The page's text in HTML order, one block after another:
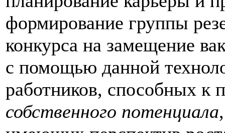
формирование группы
конкурса на замещение
с помощью данной
работников, способных
собственного потенциала